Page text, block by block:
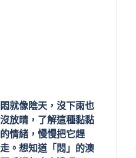
悶就像陰天，沒下雨也
沒放晴，了解這種黏黏
的情緒，慢慢把它趕
走。想知道「悶」的澳